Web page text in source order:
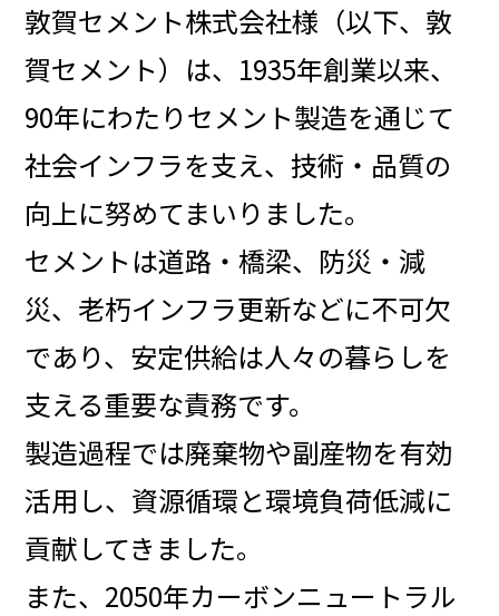
敦賀セメント株式会社様（以下、敦
賀セメント）は、1935年創業以来、
90年にわたりセメント製造を通じて
社会インフラを支え、 技術・品質の
向上に努めてまいりました。
セメントは道路・橋梁、防災・減
災、老朽インフラ更新などに不可欠
であり、安定供給は人々の暮らしを
支える重要な責務です。
製造過程では廃棄物や副産物を有効
活用し、資源循環と環境負荷低減に
貢献してきました。
また、2050年カーボンニュートラル